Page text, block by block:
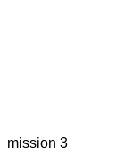
mission 3